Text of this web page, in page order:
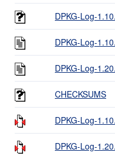
DPKG-Log-
DPKG-Log-
DPKG-Log-
CHECKSUMS
DPKG-Log-
DPKG-Log-